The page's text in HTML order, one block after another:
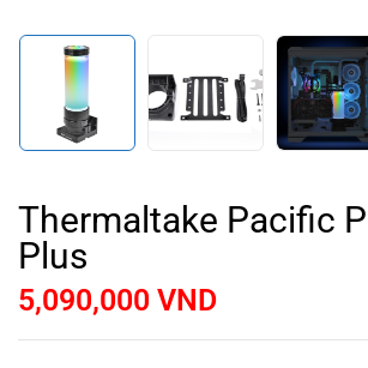
Thermaltake Pacific
Plus
5,090,000 VND